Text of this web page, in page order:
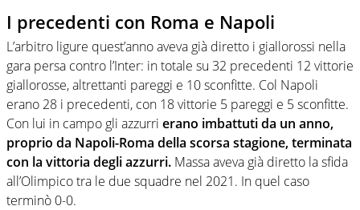
I precedenti con Roma e Napoli
L’arbitro ligure quest’anno aveva già diretto i giallorossi nella
gara persa contro l’Inter: in totale su 32 precedenti 12 vittorie
giallorosse, altrettanti pareggi e 10 sconfitte. Col Napoli
erano 28 i precedenti, con 18 vittorie 5 pareggi e 5 sconfitte.
Con lui in campo gli azzurri erano imbattuti da un anno,
proprio da Napoli-Roma della scorsa stagione, terminata
con la vittoria degli azzurri. Massa aveva già diretto la sfida
all’Olimpico tra le due squadre nel 2021. In quel caso
terminò 0-0.